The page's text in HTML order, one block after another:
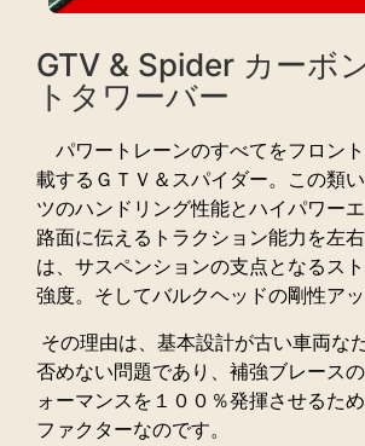
GTV & Spider カーボ
トタワーバー
パワートレーンのすべてをフロン
載するＧＴＶ＆スパイダー。この類
ツのハンドリング性能とハイパワー
路面に伝えるトラクション能力を左
は、サスペンションの支点となるス
強度。そしてバルクヘッドの剛性アッ
その理由は、基本設計が古い車両な
否めない問題であり、補強ブレース
ォーマンスを１００％発揮させるた
ファクターなのです。